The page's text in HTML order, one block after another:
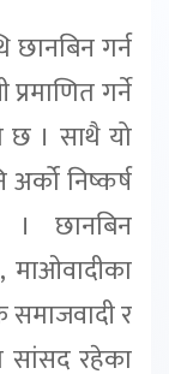
छानबिन गर्न
गर्ने
छ । साथै यो
निष्कर्ष
। छानबिन
माओवादीका
समाजवादी र
सांसद रहेका